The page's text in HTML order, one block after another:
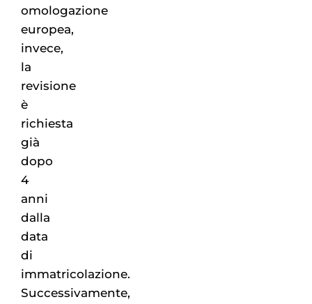
omologazione
europea,
invece,
la
revisione
è
richiesta
già
dopo
4
anni
dalla
data
di
immatricolazione.
Successivamente,